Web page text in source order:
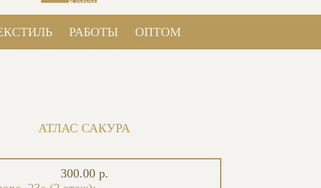
РАБОТЫ ОПТОМ
АТЛАС САКУРА
300.00 р.